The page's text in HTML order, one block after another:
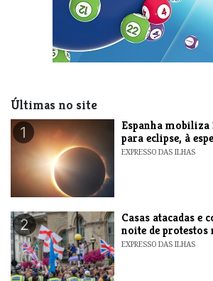
Últimas no site
1
Espanha
para eclipse, à
EXPRESSO DAS ILHAS
2
Casas atacadas e
noite de
EXPRESSO DAS ILHAS